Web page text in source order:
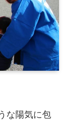
な陽気に包